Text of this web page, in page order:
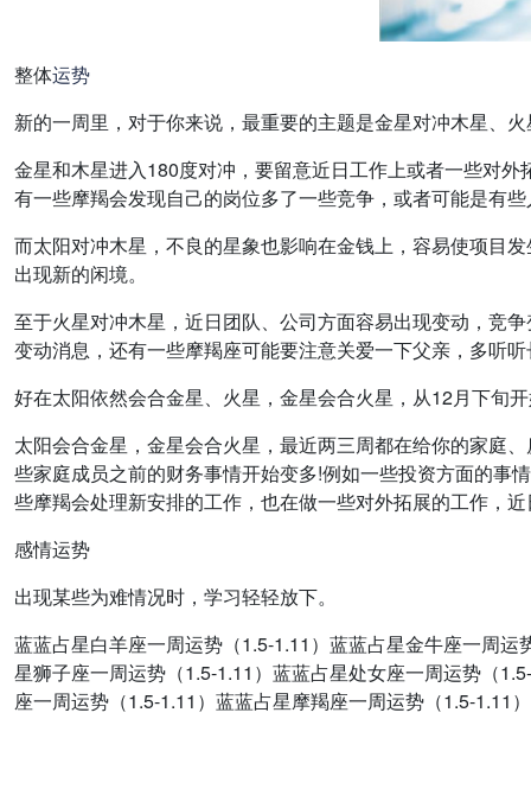
整体运势
新的一周里，对于你来说，最重要的主题是金星对冲木星、
金星和木星进入180度对冲，要留意近日工作上或者一些对
有一些摩羯会发现自己的岗位多了一些竞争，或者可能是有
而太阳对冲木星，不良的星象也影响在金钱上，容易使项目
出现新的闲境。
至于火星对冲木星，近日团队、公司方面容易出现变动，竞
变动消息，还有一些摩羯座可能要注意关爱一下父亲，多听
好在太阳依然会合金星、火星，金星会合火星，从12月下旬
太阳会合金星，金星会合火星，最近两三周都在给你的家庭
些家庭成员之前的财务事情开始变多!例如一些投资方面的事
些摩羯会处理新安排的工作，也在做一些对外拓展的工作，
感情运势
出现某些为难情况时，学习轻轻放下。
蓝蓝占星白羊座一周运势（1.5-1.11）蓝蓝占星金牛座一周
星狮子座一周运势（1.5-1.11）蓝蓝占星处女座一周运势（
座一周运势（1.5-1.11）蓝蓝占星摩羯座一周运势（1.5-1.11